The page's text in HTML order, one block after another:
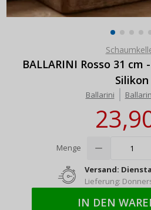
BALLARINI Rosso 31
Silikon
Ballarini
Menge
Versand:
Lieferung:
IN DEN